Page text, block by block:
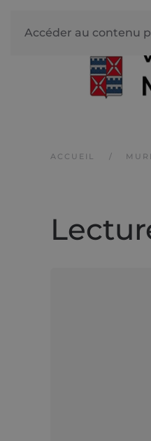
Accéder au contenu
ACCUEIL